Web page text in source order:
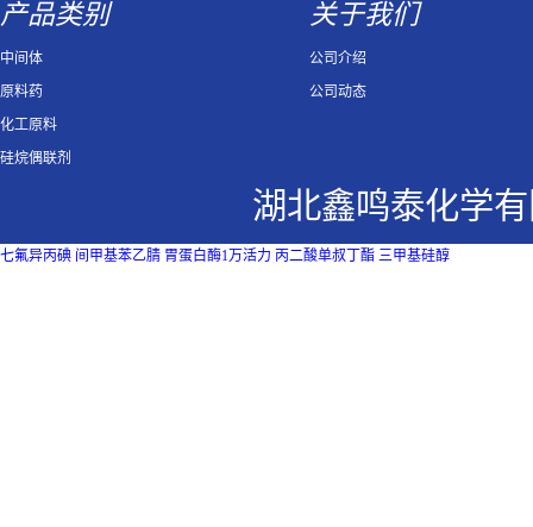
产品类别
中间体
原料药
化工原料
硅烷偶联剂
关于我们
公司介绍
公司动态
湖北鑫鸣泰化学
七氟异丙碘 间甲基苯乙腈 胃蛋白酶1万活力 丙二酸单叔丁酯 三甲基硅醇